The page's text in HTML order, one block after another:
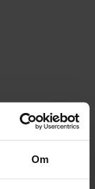
Om